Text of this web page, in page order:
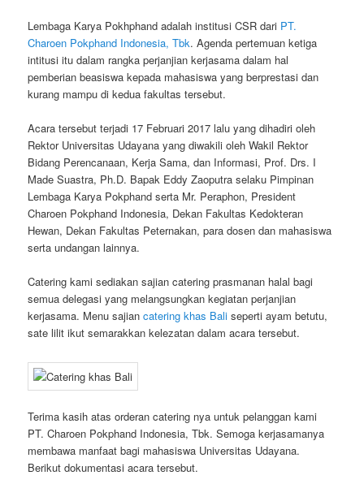
Lembaga Karya Pokhphand adalah institusi CSR dari PT.
Charoen Pokphand Indonesia, Tbk. Agenda pertemuan ketiga
intitusi itu dalam rangka perjanjian kerjasama dalam hal
pemberian beasiswa kepada mahasiswa yang berprestasi dan
kurang mampu di kedua fakultas tersebut.
Acara tersebut terjadi 17 Februari 2017 lalu yang dihadiri oleh
Rektor Universitas Udayana yang diwakili oleh Wakil Rektor
Bidang Perencanaan, Kerja Sama, dan Informasi, Prof. Drs. I
Made Suastra, Ph.D. Bapak Eddy Zaoputra selaku Pimpinan
Lembaga Karya Pokphand serta Mr. Peraphon, President
Charoen Pokphand Indonesia, Dekan Fakultas Kedokteran
Hewan, Dekan Fakultas Peternakan, para dosen dan mahasiswa
serta undangan lainnya.
Catering kami sediakan sajian catering prasmanan halal bagi
semua delegasi yang melangsungkan kegiatan perjanjian
kerjasama. Menu sajiancatering khas Bali seperti ayam betutu,
sate lilit ikut semarakkan kelezatan dalam acara tersebut.
Terima kasih atas orderan catering nya untuk pelanggan kami
PT. Charoen Pokphand Indonesia, Tbk. Semoga kerjasamanya
membawa manfaat bagi mahasiswa Universitas Udayana.
Berikut dokumentasi acara tersebut.